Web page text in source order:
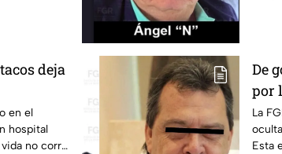
deja
en el
hospital
no corre
De
por
La
Esta